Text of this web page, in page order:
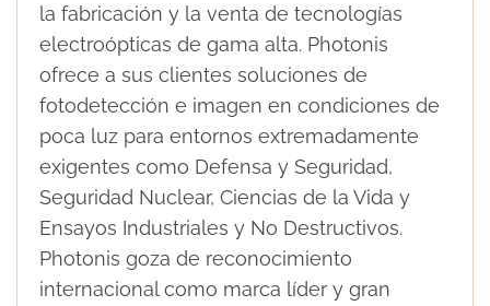
la fabricación y la venta de tecnologías
electroópticas de gama alta. Photonis
ofrece a sus clientes soluciones de
fotodetección e imagen en condiciones de
poca luz para entornos extremadamente
exigentes como Defensa y Seguridad,
Seguridad Nuclear, Ciencias de la Vida y
Ensayos Industriales y No Destructivos.
Photonis goza de reconocimiento
internacional como marca líder y gran